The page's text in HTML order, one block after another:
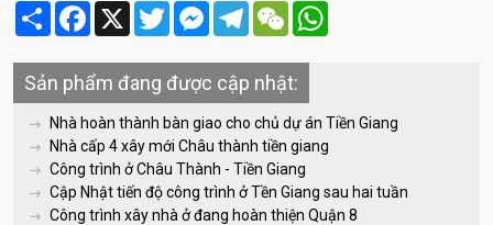
Share Facebook
X TwitterMessengerTelegramWeChat
Sản phẩm đang được cập nhật:
Nhà hoàn thành bàn giao cho chủ dự án Tiền Giang
Nhà cấp 4 xây mới Châu thành tiền giang
Công trình ở Châu Thành - Tiền Giang
Cập Nhật tiến độ công trình ở Tền Giang sau hai tuần
Công trình xây nhà ở đang hoàn thiện Quận 8